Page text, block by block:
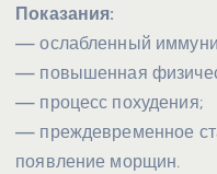
Показания:
— ослабленный
— повышенная
— процесс похудения;
— преждевременное
появление морщин.